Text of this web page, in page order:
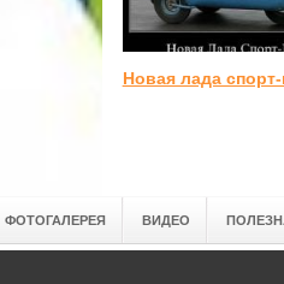
Новая лада спорт-
ФОТОГАЛЕРЕЯ ВИДЕО